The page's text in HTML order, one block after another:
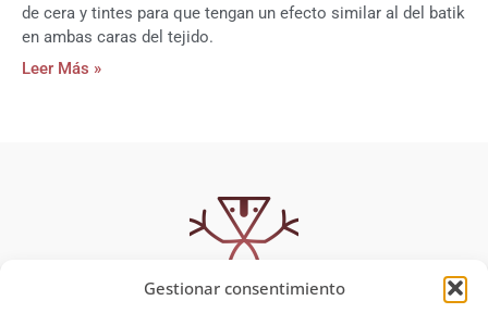
Gestionar consentimiento
de cera y tintes para que tengan un efecto similar al del batik
en ambas caras del tejido.
Leer Más »